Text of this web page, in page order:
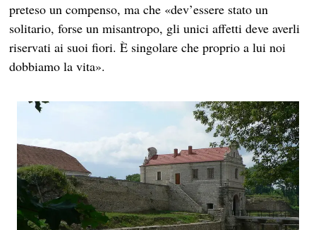
preteso un compenso, ma che «dev’essere stato un
solitario, forse un misantropo, gli unici affetti deve averli
riservati ai suoi fiori. È singolare che proprio a lui noi
dobbiamo la vita».